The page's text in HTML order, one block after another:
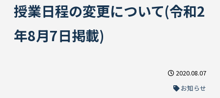
授業日程の変更について(令和2
年8月7日掲載)
2020.08.07
お知らせ